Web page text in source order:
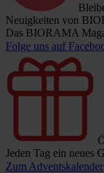
Neuigkeiten von
Das BIORAMA
Folge uns auf
Jeden Tag ein neues
Zum Adventskalender